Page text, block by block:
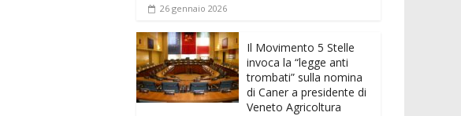
26 gennaio 2026
Il Movimento 5 Stelle
invoca la “legge anti
trombati” sulla nomina
di Caner a presidente di
Veneto Agricoltura